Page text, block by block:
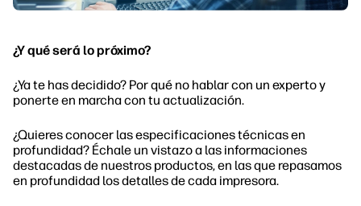
¿Y qué será lo próximo?
¿Ya te has decidido? Por qué no hablar con un experto y
ponerte en marcha con tu actualización.
¿Quieres conocer las especificaciones técnicas en
profundidad? Échale un vistazo a las informaciones
destacadas de nuestros productos, en las que repasamos
en profundidad los detalles de cada impresora.